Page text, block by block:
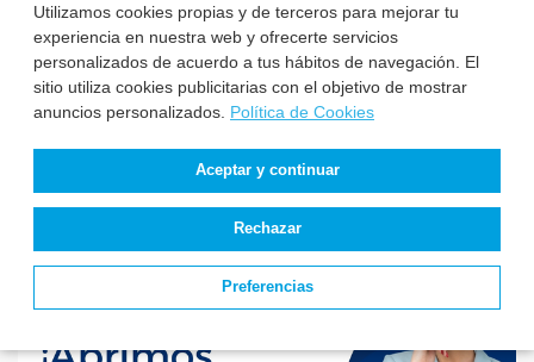
Utilizamos cookies propias y de terceros para mejorar tu
experiencia en nuestra web y ofrecerte servicios
personalizados de acuerdo a tus hábitos de navegación. El
sitio utiliza cookies publicitarias con el objetivo de mostrar
anuncios personalizados. Política de Cookies
Aceptar y continuar
Rechazar
Preferencias
El Instituto Nacional
de Gestión Sanitaria
aprueba la relaci...